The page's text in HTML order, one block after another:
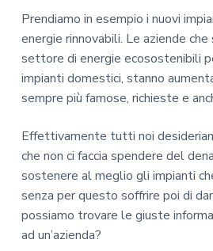
Prendiamo in esempio i nuovi
energie rinnovabili. Le aziende
settore di energie ecosostenibili
impianti domestici, stanno
sempre più famose, richieste e
Effettivamente tutti noi
che non ci faccia spendere del
sostenere al meglio gli impianti
senza per questo soffrire poi di
possiamo trovare le giuste
ad un’azienda?